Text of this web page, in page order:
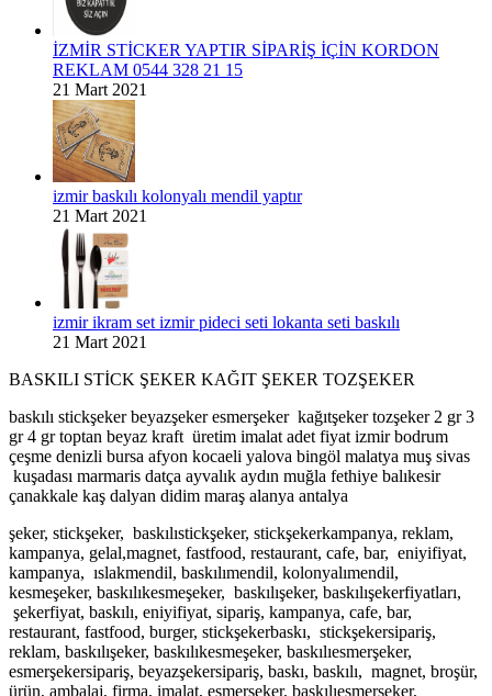
İZMİR STİCKER YAPTIR SİPARİŞ İÇİN KORDON
REKLAM 0544 328 21 15
21 Mart 2021
izmir baskılı kolonyalı mendil yaptır
21 Mart 2021
izmir ikram set izmir pideci seti lokanta seti baskılı
21 Mart 2021
BASKILI STİCK ŞEKER KAĞIT ŞEKER TOZŞEKER
baskılı stickşeker beyazşeker esmerşeker kağıtşeker tozşeker 2 gr 3
gr 4 gr toptan beyaz kraft üretim imalat adet fiyat izmir bodrum
çeşme denizli bursa afyon kocaeli yalova bingöl malatya muş sivas
kuşadası marmaris datça ayvalık aydın muğla fethiye balıkesir
çanakkale kaş dalyan didim maraş alanya antalya
şeker, stickşeker, baskılıstickşeker, stickşekerkampanya, reklam,
kampanya, gelal,magnet, fastfood, restaurant, cafe, bar, eniyifiyat,
kampanya, ıslakmendil, baskılımendil, kolonyalımendil,
kesmeşeker, baskılıkesmeşeker, baskılışeker, baskılışekerfiyatları,
şekerfiyat, baskılı, eniyifiyat, sipariş, kampanya, cafe, bar,
restaurant, fastfood, burger, stickşekerbaskı, stickşekersipariş,
reklam, baskılışeker, baskılıkesmeşeker, baskılıesmerşeker,
esmerşekersipariş, beyazşekersipariş, baskı, baskılı, magnet, broşür,
ürün, ambalaj, firma, imalat, esmerşeker, baskılıesmerşeker,